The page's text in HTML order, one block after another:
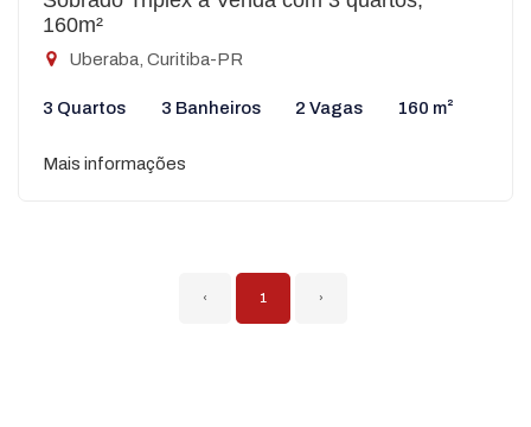
160m²
Uberaba, Curitiba-PR
3 Quartos 3 Banheiros 2 Vagas 160 m²
Mais informações
‹ 1 ›